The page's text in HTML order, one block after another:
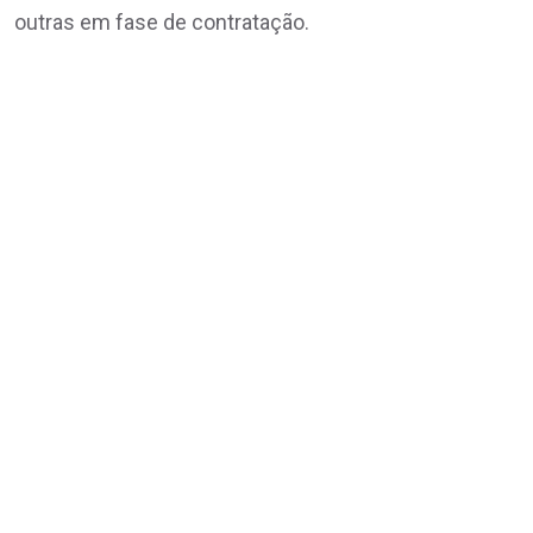
outras em fase de contratação.